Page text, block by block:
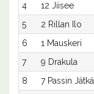
4
12 Jiisee
5
2 Rillan Ilo
6
1 Mauskeri
7
9 Drakula
8
7 Passin Jätkä